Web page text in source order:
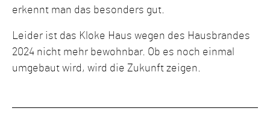
erkennt man das besonders gut.
Leider ist das Kloke Haus wegen des Hausbrandes
2024 nicht mehr bewohnbar. Ob es noch einmal
umgebaut wird, wird die Zukunft zeigen.